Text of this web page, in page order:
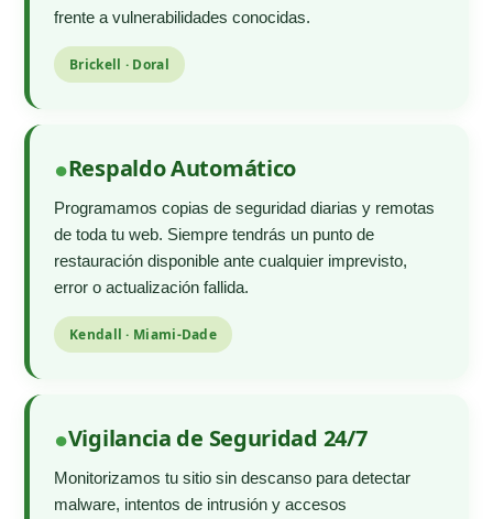
frente a vulnerabilidades conocidas.
Brickell · Doral
Respaldo Automático
Programamos copias de seguridad diarias y remotas
de toda tu web. Siempre tendrás un punto de
restauración disponible ante cualquier imprevisto,
error o actualización fallida.
Kendall · Miami-Dade
Vigilancia de Seguridad 24/7
Monitorizamos tu sitio sin descanso para detectar
malware, intentos de intrusión y accesos